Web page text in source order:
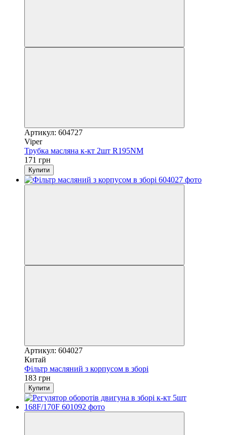
Артикул: 604727
Viper
Трубка масляна к-кт 2шт R195NM
171 грн
Купити
Артикул: 604027
Китай
Фільтр масляний з корпусом в зборі
183 грн
Купити